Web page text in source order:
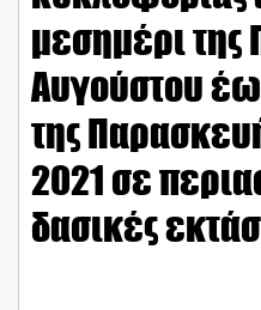
μεσημέρι της
Αυγούστου
της
2021 σε
δασικές